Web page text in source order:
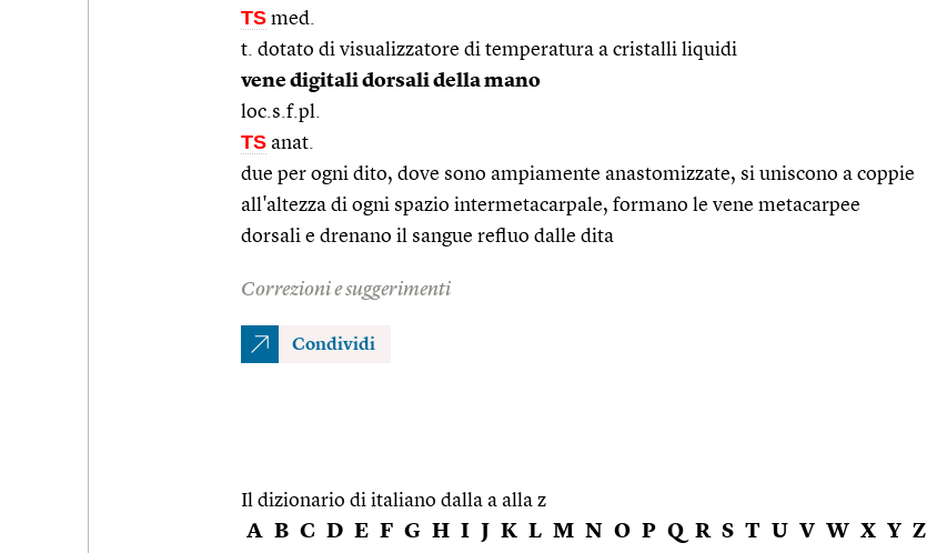
TS med.
t. dotato di visualizzatore di temperatura a cristalli liquidi
vene digitali dorsali della mano
loc.s.f.pl.
TS anat.
due per ogni dito, dove sono ampiamente anastomizzate, si uniscono a coppie
all'altezza di ogni spazio intermetacarpale, formano le vene metacarpee
dorsali e drenano il sangue refluo dalle dita
Correzioni e suggerimenti
Condividi
Il dizionario di italiano dalla a alla z
A B C D E F G H I J K L M N O P Q R S T U V W X Y Z